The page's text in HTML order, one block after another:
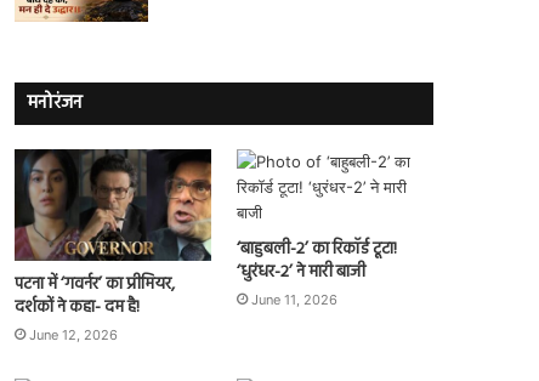
मनोरंजन
पटना में ‘गवर्नर’ का प्रीमियर,
दर्शकों ने कहा- दम है!
June 12, 2026
‘बाहुबली-2’ का रिकॉर्ड टूटा!
‘धुरंधर-2’ ने मारी बाजी
June 11, 2026